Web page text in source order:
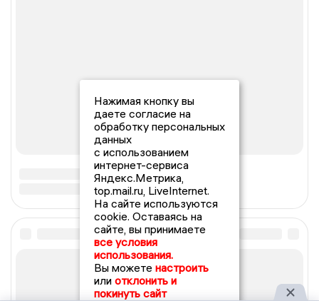
Нажимая кнопку вы
даете согласие на
обработку персональных
данных
с использованием
интернет-сервиса
Яндекс.Метрика,
top.mail.ru, LiveInternet.
На сайте используются
cookie. Оставаясь на
сайте, вы принимаете
все условия
использования.
Вы можете настроить
или отклонить и
покинуть сайт